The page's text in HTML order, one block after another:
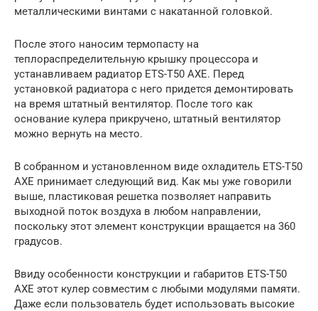
металлическими винтами с накатанной головкой.
После этого наносим термопасту на
теплораспределительную крышку процессора и
устанавливаем радиатор ETS-T50 AXE. Перед
установкой радиатора с него придется демонтировать
на время штатный вентилятор. После того как
основание кулера прикручено, штатный вентилятор
можно вернуть на место.
В собранном и установленном виде охладитель ETS-T50
AXE принимает следующий вид. Как мы уже говорили
выше, пластиковая решетка позволяет направить
выходной поток воздуха в любом направлении,
поскольку этот элемент конструкции вращается на 360
градусов.
Ввиду особенности конструкции и габаритов ETS-T50
AXE этот кулер совместим с любыми модулями памяти.
Даже если пользователь будет использовать высокие